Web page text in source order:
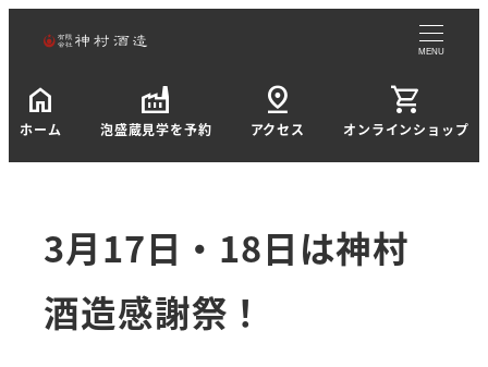
home
ホーム
factory
泡盛蔵見学を予約
pin_drop
アクセス
shopping_cart
オンラインショップ
MENU
3月17日・18日は神村
酒造感謝祭！